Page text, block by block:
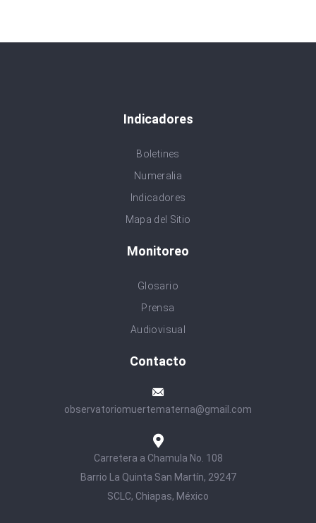
Indicadores
Boletines
Numeralia
Indicadores
Mapa del Sitio
Monitoreo
Glosario
Prensa
Audiovisual
Contacto
observatoriomuertematerna@gmail.com
Carretera a Chamula No. 108
Barrio La Quinta San Martín, 29247
SCLC, Chiapas, México